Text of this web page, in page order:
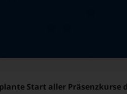
Start aller Präsenzkurse